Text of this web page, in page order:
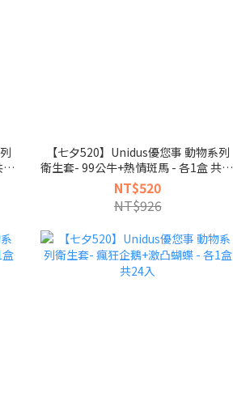
【七夕520】Unidus優您事 動物系列
衛生套- 99公牛+熱情斑馬 - 各1盒 共24
入
NT$520
NT$926